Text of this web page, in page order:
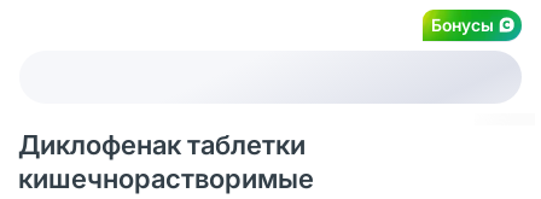
Бонусы
Диклофенак таблетки
кишечнорастворимые